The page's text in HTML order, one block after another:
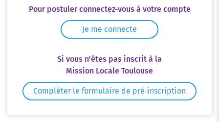
Pour postuler connectez-vous à votre compte
Je me connecte
Si vous n'êtes pas inscrit à la
Mission Locale Toulouse
Compléter le formulaire de pré‑inscription